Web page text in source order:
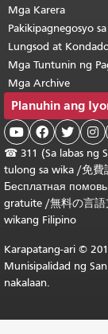
Mga Karera
Pakikipagnegosyo
Lungsod at
Mga Tuntunin ng
Mga Archive
Planuhin ang
   
☎ 311 (Sa labas ng
tulong sa wika /免費
Бесплатная
gratuite /無料の言語
wikang Filipino
Karapatang-ari ©
Munisipalidad ng
nakalaan.